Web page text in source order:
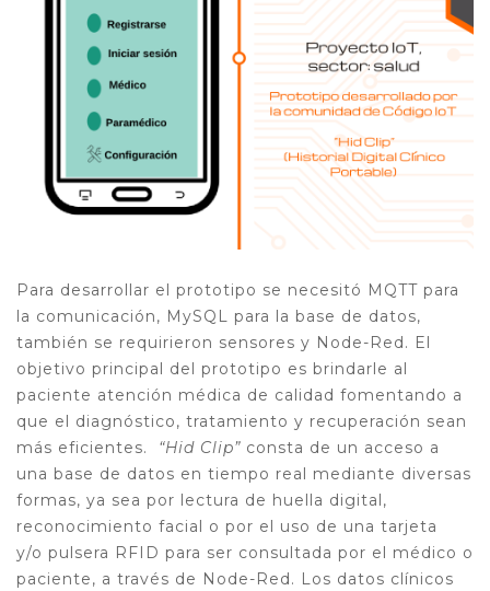
Para desarrollar el prototipo se necesitó MQTT para
la comunicación, MySQL para la base de datos,
también se requirieron sensores y Node-Red. El
objetivo principal del prototipo es brindarle al
paciente atención médica de calidad fomentando a
que el diagnóstico, tratamiento y recuperación sean
más eficientes.
“Hid Clip” consta de un acceso a
una base de datos en tiempo real mediante diversas
formas, ya sea por lectura de huella digital,
reconocimiento facial o por el uso de una tarjeta
y/o pulsera RFID para ser consultada por el médico o
paciente, a través de Node-Red. Los datos clínicos